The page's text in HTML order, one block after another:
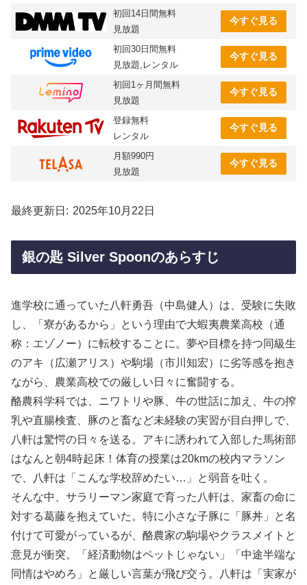
初回14日間無料
見放題
今すぐ見る
初回30日間無料
見放題,レンタル
今すぐ見る
初回1ヶ月間無料
見放題
今すぐ見る
登録無料
レンタル
今すぐ見る
月額990円
見放題
今すぐ見る
最終更新日 2025年10月22日
銀の匙 Silver Spoonのあらすじ
進学校に通っていた八軒勇吾（中島健人）は、受験に失敗
し、「寮があるから」という理由で大蝦夷農業高校（通
称：エゾノー）に転校することに。夢や目標を持つ同級生
のアキ（広瀬アリス）や駒場（市川知宏）に劣等感を抱き
ながら、農業高校での厳しい日々に奮闘する。
酪農科学科では、ニワトリや豚、牛の世話に加え、牛の搾
乳や直腸検査、豚のと畜など未経験の実習が目白押しで、
八軒は驚愕の日々を送る。アキに誘われて入部した馬術部
はなんと朝4時起床！体育の授業は20kmの校内マラソン
で、八軒は「こんな学校辞めたい…」と弱音を吐く。
そんな中、サラリーマン家庭で育った八軒は、家畜の命に
対する葛藤を抱えていた。特に小さな子豚に「豚丼」と名
付けて可愛がっているが、酪農家の駒場やクラスメイトと
意見が衝突。「経済動物はペットじゃない」「中途半端な
同情はやめろ」と厳しい言葉が飛び交う。八軒は「実家が